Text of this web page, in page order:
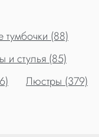
(88)
и стулья (85)
Люстры (379)